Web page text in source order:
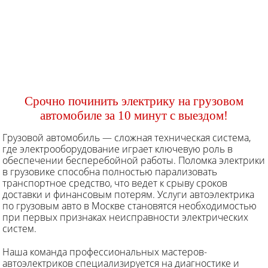
Срочно починить электрику на грузовом
автомобиле за 10 минут с выездом!
Грузовой автомобиль — сложная техническая система,
где электрооборудование играет ключевую роль в
обеспечении бесперебойной работы. Поломка электрики
в грузовике способна полностью парализовать
транспортное средство, что ведет к срыву сроков
доставки и финансовым потерям. Услуги автоэлектрика
по грузовым авто в Москве становятся необходимостью
при первых признаках неисправности электрических
систем.
Наша команда профессиональных мастеров-
автоэлектриков специализируется на диагностике и